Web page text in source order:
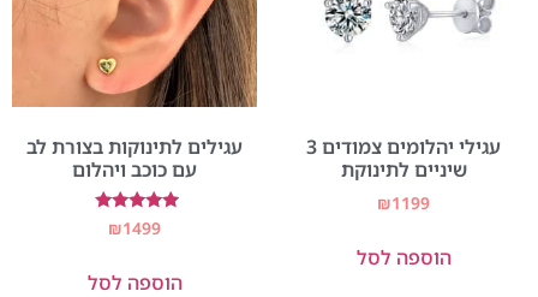
עגילי יהלומים צמודים 3
שיניים לתינוקת
₪1199
הוספה לסל
עגילים לתינוקות בצורת לב
עם כוכב ויהלום
דורג
5.00
₪1499
הוספה לסל